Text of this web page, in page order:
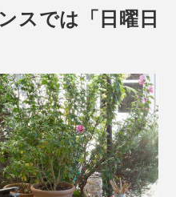
にも負担をかけないこと
『Lafuma』のリクライ
す。
上がりたくなくなる気持
は廃盤カラーです。
されているので、ベラン
屋外使用にはうってつけ
スでは「日曜日